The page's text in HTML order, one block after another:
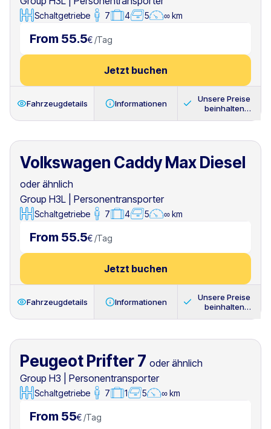
Schaltgetriebe 7 4 5 ∞ km
From 55.5€ /Tag
Jetzt buchen
Fahrzeugdetails Informationen
Unsere Preise
beinhalten
Volkswagen Caddy Max Diesel
oder ähnlich
Group H3L
Personentransporter
Schaltgetriebe 7 4 5 ∞ km
From 55.5€ /Tag
Jetzt buchen
Fahrzeugdetails Informationen
Unsere Preise
beinhalten
Peugeot Prifter 7 oder ähnlich
Group H3
Personentransporter
Schaltgetriebe 7 1 5 ∞ km
From 55€ /Tag